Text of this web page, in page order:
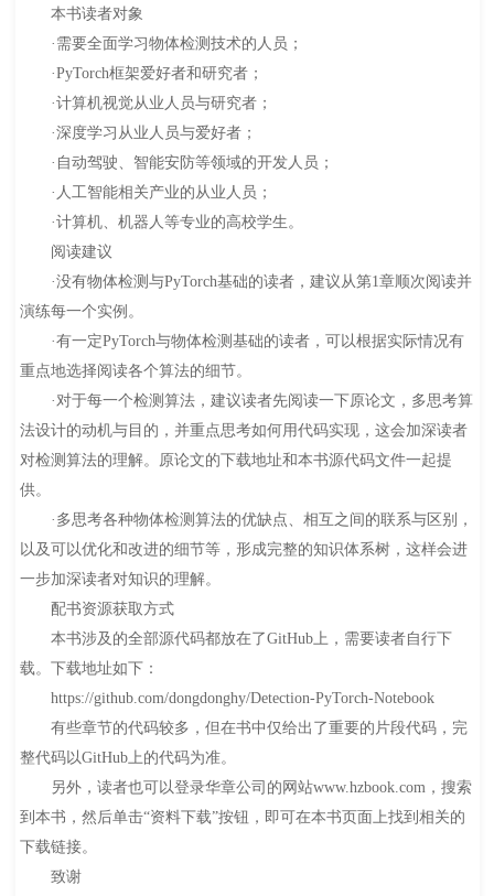
本书读者对象
·需要全面学习物体检测技术的人员；
·PyTorch框架爱好者和研究者；
·计算机视觉从业人员与研究者；
·深度学习从业人员与爱好者；
·自动驾驶、智能安防等领域的开发人员；
·人工智能相关产业的从业人员；
·计算机、机器人等专业的高校学生。
阅读建议
·没有物体检测与PyTorch基础的读者，建议从第1章顺次阅读并
演练每一个实例。
·有一定PyTorch与物体检测基础的读者，可以根据实际情况有
重点地选择阅读各个算法的细节。
·对于每一个检测算法，建议读者先阅读一下原论文，多思考算
法设计的动机与目的，并重点思考如何用代码实现，这会加深读者
对检测算法的理解。原论文的下载地址和本书源代码文件一起提
供。
·多思考各种物体检测算法的优缺点、相互之间的联系与区别，
以及可以优化和改进的细节等，形成完整的知识体系树，这样会进
一步加深读者对知识的理解。
配书资源获取方式
本书涉及的全部源代码都放在了GitHub上，需要读者自行下
载。下载地址如下：
https://github.com/dongdonghy/Detection-PyTorch-Notebook
有些章节的代码较多，但在书中仅给出了重要的片段代码，完
整代码以GitHub上的代码为准。
另外，读者也可以登录华章公司的网站www.hzbook.com，搜索
到本书，然后单击“资料下载”按钮，即可在本书页面上找到相关的
下载链接。
致谢